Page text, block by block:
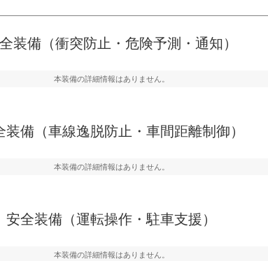
るプリクラッシュブレ
れています。
見えにくい場所に潜む
テムなどが装備されて
テリジェンスパーキン
万が一車体が衝撃を受
装備（衝突防止・危険予測・通知）
本装備の詳細情報はありません。
装備（車線逸脱防止・車間距離制御）
本装備の詳細情報はありません。
安全装備（運転操作・駐車支援）
本装備の詳細情報はありません。